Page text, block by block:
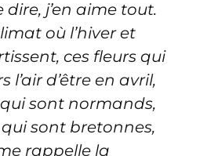
dire, j’en aime tout.
où l’hiver et
ces fleurs qui
l’air d’être en avril,
sont normands,
sont bretonnes,
rappelle la